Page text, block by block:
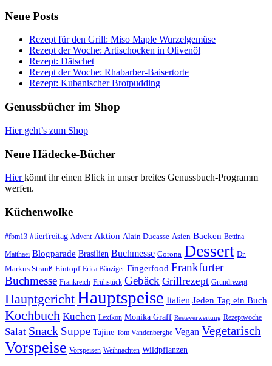
Neue Posts
Rezept für den Grill: Miso Maple Wurzelgemüse
Rezept der Woche: Artischocken in Olivenöl
Rezept: Dätschet
Rezept der Woche: Rhabarber-Baisertorte
Rezept: Kubanischer Brotpudding
Genussbücher im Shop
Hier geht’s zum Shop
Neue Hädecke-Bücher
Hierkönnt ihr einen Blick in unser breites Genussbuch-Programm
werfen.
Küchenwolke
#fbm13 #tierfreitag Advent Aktion Alain Ducasse Asien Backen Bettina
Matthaei Blogparade Brasilien Buchmesse Corona Dessert Dr.
Markus Strauß Eintopf Erica Bänziger Fingerfood Frankfurter
Buchmesse Frankreich Frühstück Gebäck Grillrezept Grundrezept
HauptgerichtHauptspeise Italien Jeden Tag ein Buch
Kochbuch Kuchen Lexikon Monika Graff Resteverwertung Rezeptwoche
Salat Snack Suppe Tajine Tom Vandenberghe Vegan Vegetarisch
Vorspeise Vorspeisen Weihnachten Wildpflanzen